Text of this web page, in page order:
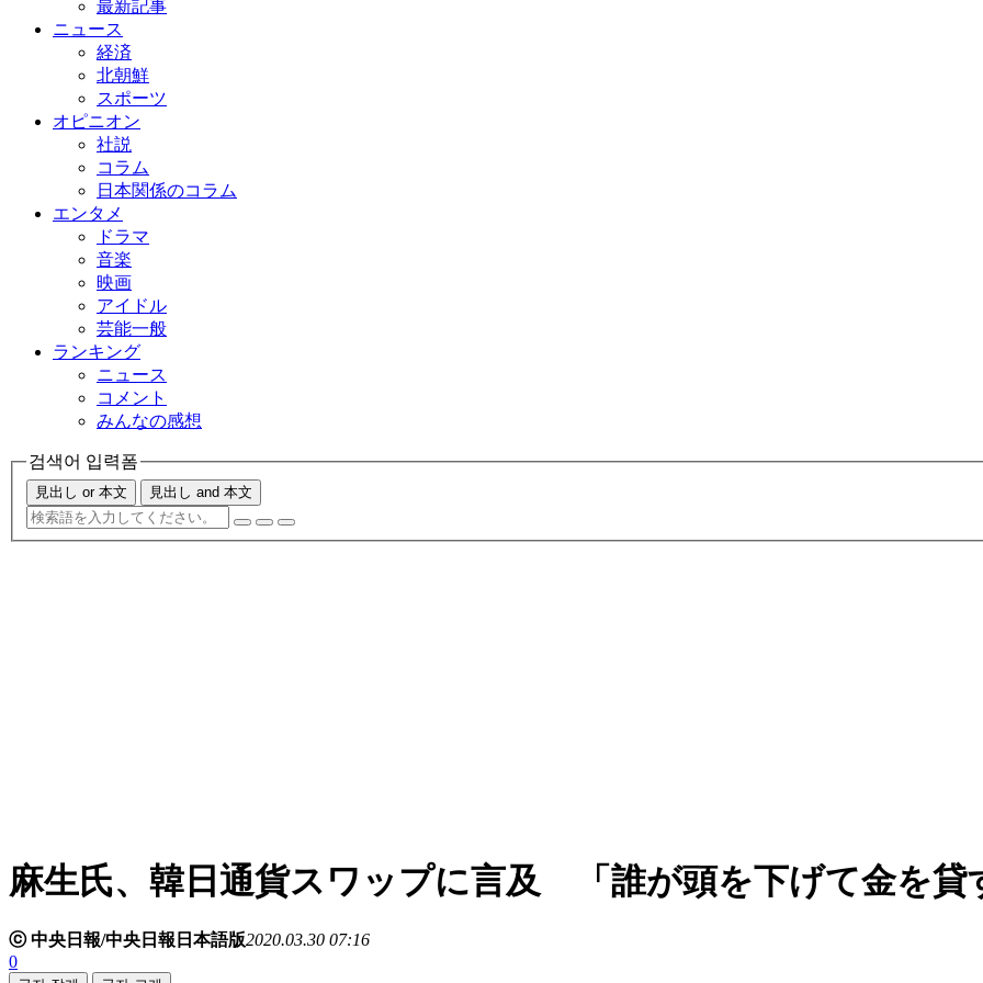
最新記事
ニュース
経済
北朝鮮
スポーツ
オピニオン
社説
コラム
日本関係のコラム
エンタメ
ドラマ
音楽
映画
アイドル
芸能一般
ランキング
ニュース
コメント
みんなの感想
검색어 입력폼
見出し or 本文 見出し and 本文
麻生氏、韓日通貨スワップに言及 「誰が頭を下げて金を貸
ⓒ 中央日報/中央日報日本語版2020.03.30 07:16
0